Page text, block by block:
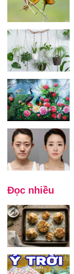
Đọc nhiều